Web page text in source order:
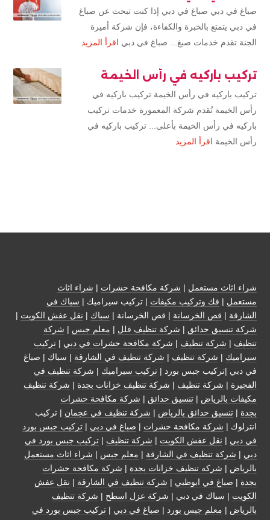
صباغ في دبي صباغ في دبي إذا كنت تبحث عن صباغ
في دبي يتمتع بالخبرة والكفاءة، فإن شركة أميرة
الجنة تقدم خدمات صبغ... صباغ في دبي اقرأ المزيد
تركيب باركيه في رأس الخيمة
تركيب باركيه في رأس الخيمة تركيب باركيه في
رأس الخيمة تُقدم شركة المعمورة خدمات تركيب
باركيه في رأس الخيمة بأعلى... تركيب باركيه في
رأس الخيمة اقرأ المزيد
شراء اثاث مستعمل | شركة مكافحة حشرات | شراء اثاث
مستعمل | فك وتركيب مكيفات | تركيب سيراميك | سباك في
الشارقة | قص الخرسانة | قص الخرسانة | سباك | نقل عفش الكويت |
شركة تنسيق حدائق | شركة تنظيف فلل | معلم جبس | شركة
تنظيف | شركة تنظيف | شركة مكافحة حشرات في دبي | تركيب
سيراميك | شركة تنظيف | شركة تنظيف في الشارقة | سباك | صباغ
في دبي |تركيب جبس بورد | تركيب سيراميك | شركة تنظيف في
الفجيرة | شركة تنظيف | شركة تنظيف خزانات بجدة | شركة تنظيف
مكيفات بالرياض | تنسيق حدائق | شركة مكافحة حشرات
بجدة | تنسيق حدائق بالرياض | شركة تنظيف في عجمان | تركيب
انترلوك | شركة مكافحة حشرات | صباغ في دبي | تركيب جبس بورد
في دبي | نقل عفش الكويت | شركة تنظيف | تركيب جبس بورد في
دبي | شركة تنظيف في الشارقة | معلم جبس | شراء اثاث مستعمل
بالرياض | شركه تنظيف خزانات بجدة | شركة مكافحة حشرات
بجدة | صباغ في ابوظبي | شركة تنظيف في الشارقة | نقل عفش
الكويت | سباك في دبي | شركة عزل اسطح | شركة تنظيف
بالرياض | معلم جبس بورد | صباغ في دبي | تركيب جبس بورد في